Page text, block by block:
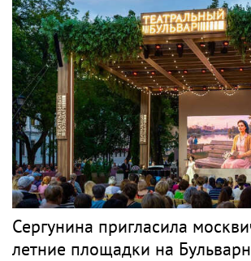
Сергунина пригласила
летние площадки на